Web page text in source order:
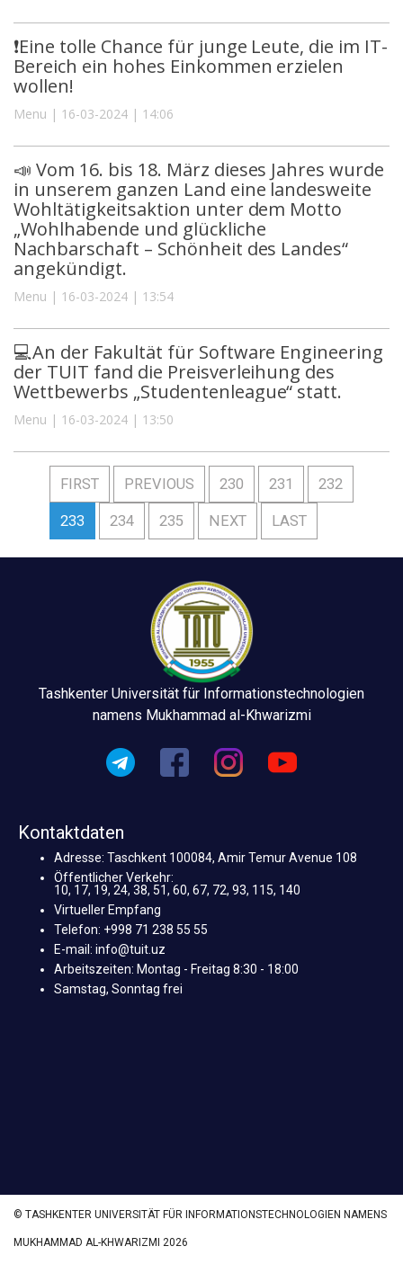
❗️Eine tolle Chance für junge Leute, die im IT-
Bereich ein hohes Einkommen erzielen
wollen!
Menu | 16-03-2024 | 14:06
📣 Vom 16. bis 18. März dieses Jahres wurde
in unserem ganzen Land eine landesweite
Wohltätigkeitsaktion unter dem Motto
„Wohlhabende und glückliche
Nachbarschaft – Schönheit des Landes“
angekündigt.
Menu | 16-03-2024 | 13:54
💻An der Fakultät für Software Engineering
der TUIT fand die Preisverleihung des
Wettbewerbs „Studentenleague“ statt.
Menu | 16-03-2024 | 13:50
FIRST PREVIOUS 230 231 232
233 234 235 NEXT LAST
Tashkenter Universität für Informationstechnologien
namens Mukhammad al-Khwarizmi
Kontaktdaten
Adresse: Taschkent 100084, Amir Temur Avenue 108
Öffentlicher Verkehr:
10, 17, 19, 24, 38, 51, 60, 67, 72, 93, 115, 140
Virtueller Empfang
Telefon: +998 71 238 55 55
E-mail: info@tuit.uz
Arbeitszeiten: Montag - Freitag 8:30 - 18:00
Samstag, Sonntag frei
© TASHKENTER UNIVERSITÄT FÜR INFORMATIONSTECHNOLOGIEN NAMENS
MUKHAMMAD AL-KHWARIZMI 2026